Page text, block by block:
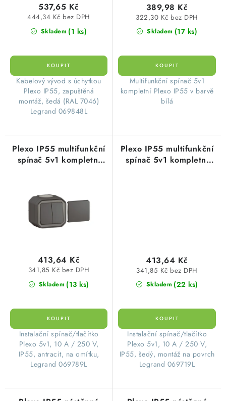
Skladem (1 ks)
444,34 Kč bez DPH
537,65 Kč
Kabelový vývod s úchytkou
Plexo IP55, zapuštěná
montáž, šedá (RAL 7046)
Legrand 069848L
Skladem (17 ks)
322,30 Kč bez DPH
389,98 Kč
​Multifunkční spínač 5v1
kompletní Plexo IP55 v barvě
bílá
Plexo IP55 multifunkční
spínač 5v1 kompletní
069789L
Skladem (13 ks)
341,85 Kč bez DPH
413,64 Kč
​Instalační spínač/tlačítko
Plexo 5v1, 10 A / 250 V,
IP55, antracit, na omítku,
Legrand 069789L
Plexo IP55 multifunkční
spínač 5v1 kompletní
Skladem (22 ks)
341,85 Kč bez DPH
413,64 Kč
​Instalační spínač/tlačítko
Plexo 5v1, 10 A / 250 V,
IP55, šedý, montáž na povrch
Legrand 069719L